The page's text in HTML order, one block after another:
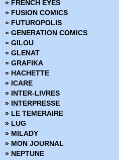
› 84-85
› 86-87
› 88-89
› 90-91
› 92-93
› 94-95
› 96-97
› 98-99
› 100-101
› 102-103
› 104-105
› 106-107
› 108-109
› 110-111
› 112-113
› 114-115
» FRENCH EYES
» FUSION COMICS
» FUTUROPOLIS
» GENERATION COMICS
» GILOU
» GLENAT
» GRAFIKA
» HACHETTE
» ICARE
» INTER-LIVRES
» INTERPRESSE
» LE TEMERAIRE
» LUG
» MILADY
» MON JOURNAL
» NEPTUNE